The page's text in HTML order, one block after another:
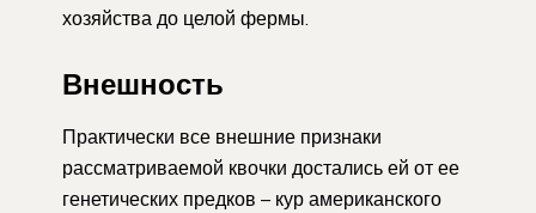
хозяйства до целой фермы.
Внешность
Практически все внешние признаки
рассматриваемой квочки достались ей от ее
генетических предков – кур американского